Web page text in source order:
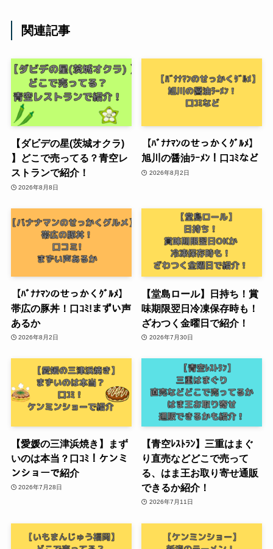
関連記事
【ダビデの星(茨城オクラ)
】どこで売ってる？青空レ
ストランで紹介！
2026年8月8日
【ﾊﾞﾅﾅﾏﾝのせっかくｸﾞﾙﾒ】
旭川の醤油ﾗｰﾒﾝ！口ｺﾐなど
2026年8月2日
【ﾊﾞﾅﾅﾏﾝのせっかくｸﾞﾙﾒ】
帯広の豚丼！口ｺﾐ!まずい声
あるか
2026年8月2日
【堂島ロール】日持ち！賞
味期限翌日冷凍保存時も！
ざわつく金曜日で紹介！
2026年7月30日
【愛媛の三津浜焼き】まず
いのは本当？口ｺﾐ！ケンミ
ンショーで紹介
2026年7月28日
【青空ﾚｽﾄﾗﾝ】三重はまぐ
り直売などどこで売って
る、はま王お取り寄せ通販
できるか紹介！
2026年7月11日